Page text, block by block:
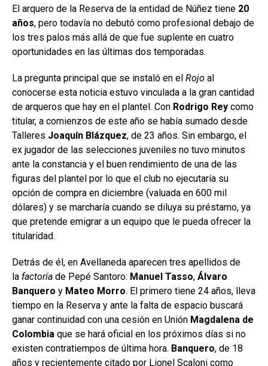
El arquero de la Reserva de la entidad de Núñez tiene 20
años, pero todavía no debutó como profesional debajo de
los tres palos más allá de que fue suplente en cuatro
oportunidades en las últimas dos temporadas.
La pregunta principal que se instaló en el Rojo al
conocerse esta noticia estuvo vinculada a la gran cantidad
de arqueros que hay en el plantel. Con Rodrigo Rey como
titular, a comienzos de este año se había sumado desde
Talleres Joaquín Blázquez, de 23 años. Sin embargo, el
ex jugador de las selecciones juveniles no tuvo minutos
ante la constancia y el buen rendimiento de una de las
figuras del plantel por lo que el club no ejecutaría su
opción de compra en diciembre (valuada en 600 mil
dólares) y se marcharía cuando se diluya su préstamo, ya
que pretende emigrar a un equipo que le pueda ofrecer la
titularidad.
Detrás de él, en Avellaneda aparecen tres apellidos de
la factoría de Pepé Santoro: Manuel Tasso, Álvaro
Banquero y Mateo Morro. El primero tiene 24 años, lleva
tiempo en la Reserva y ante la falta de espacio buscará
ganar continuidad con una cesión en Unión Magdalena de
Colombia que se hará oficial en los próximos días si no
existen contratiempos de última hora. Banquero, de 18
años y recientemente citado por Lionel Scaloni como